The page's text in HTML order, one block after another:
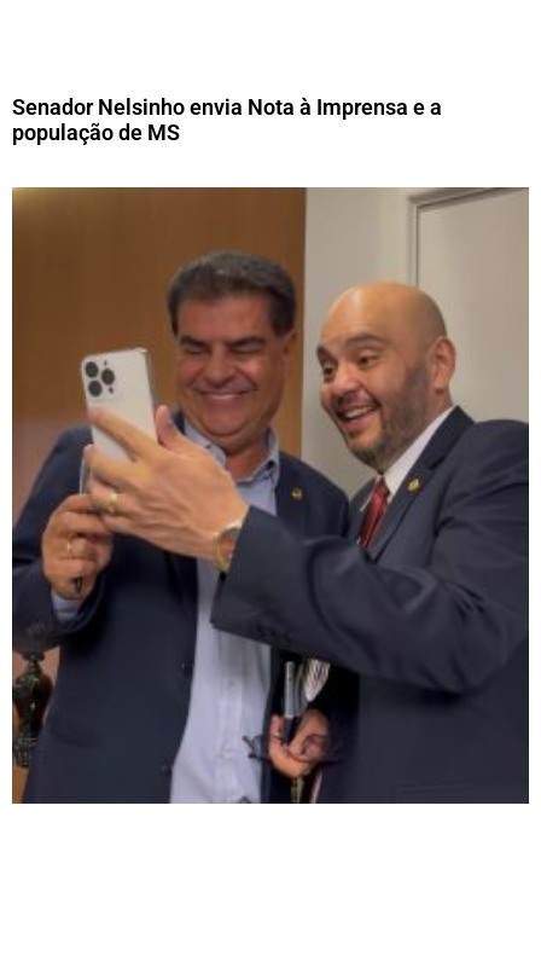
Senador Nelsinho envia Nota à Imprensa e a
população de MS